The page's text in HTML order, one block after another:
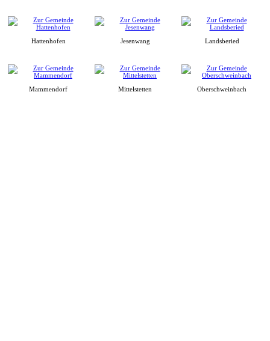
Hattenhofen Jesenwang Landsberied
Mammendorf Mittelstetten Oberschweinbach